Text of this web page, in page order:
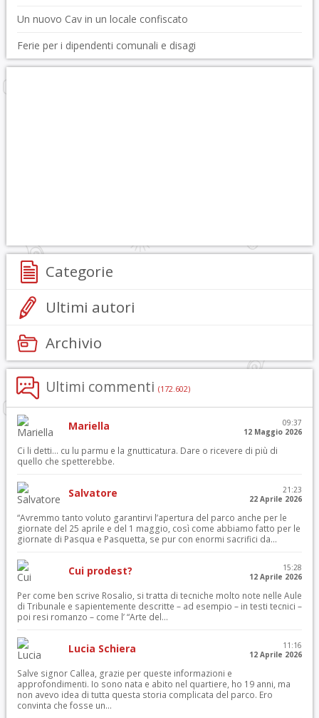
Un nuovo Cav in un locale confiscato
Ferie per i dipendenti comunali e disagi
Categorie
Ultimi autori
Archivio
Ultimi commenti (172.602)
Mariella
09:37
12 Maggio 2026
Ci li detti… cu lu parmu e la gnutticatura. Dare o ricevere di più di
quello che spetterebbe.
Salvatore
21:23
22 Aprile 2026
“Avremmo tanto voluto garantirvi l’apertura del parco anche per le
giornate del 25 aprile e del 1 maggio, così come abbiamo fatto per le
giornate di Pasqua e Pasquetta, se pur con enormi sacrifici da...
Cui prodest?
15:28
12 Aprile 2026
Per come ben scrive Rosalio, si tratta di tecniche molto note nelle Aule
di Tribunale e sapientemente descritte – ad esempio – in testi tecnici –
poi resi romanzo – come l’ “Arte del...
Lucia Schiera
11:16
12 Aprile 2026
Salve signor Callea, grazie per queste informazioni e
approfondimenti. Io sono nata e abito nel quartiere, ho 19 anni, ma
non avevo idea di tutta questa storia complicata del parco. Ero
convinta che fosse un...